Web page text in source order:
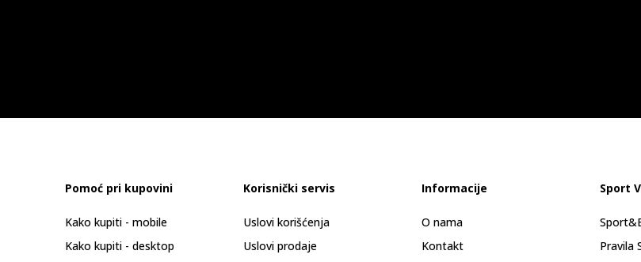
Pomoć pri kupovini
Kako kupiti - mobile
Kako kupiti - desktop
Korisnički servis
Uslovi korišćenja
Uslovi prodaje
Informacije
O nama
Kontakt
Sport
Pravila